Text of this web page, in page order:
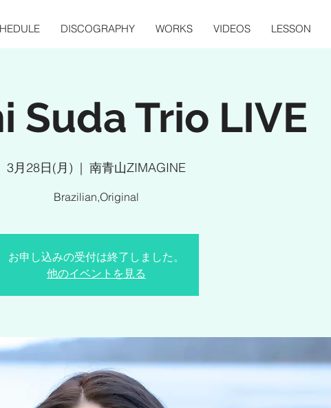
DISCOGRAPHY WORKS VIDEOS LESSON
Suda Trio LIVE
3月28日(月)
  |
南青山ZIMAGINE
Brazilian,Original
お申し込みの受付は終了しました。
他のイベントを見る